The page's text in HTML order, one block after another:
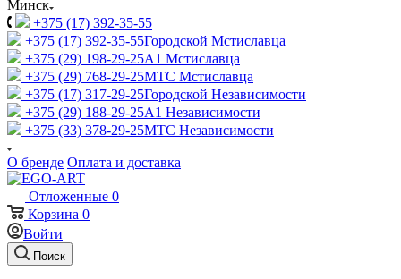
Минск
+375 (17) 392-35-55
+375 (17) 392-35-55Городской Мстиславца
+375 (29) 198-29-25A1 Мстиславца
+375 (29) 768-29-25МТС Мстиславца
+375 (17) 317-29-25Городской Независимости
+375 (29) 188-29-25A1 Независимости
+375 (33) 378-29-25МТС Независимости
О бренде Оплата и доставка
Отложенные 0
Корзина 0
Войти
Поиск